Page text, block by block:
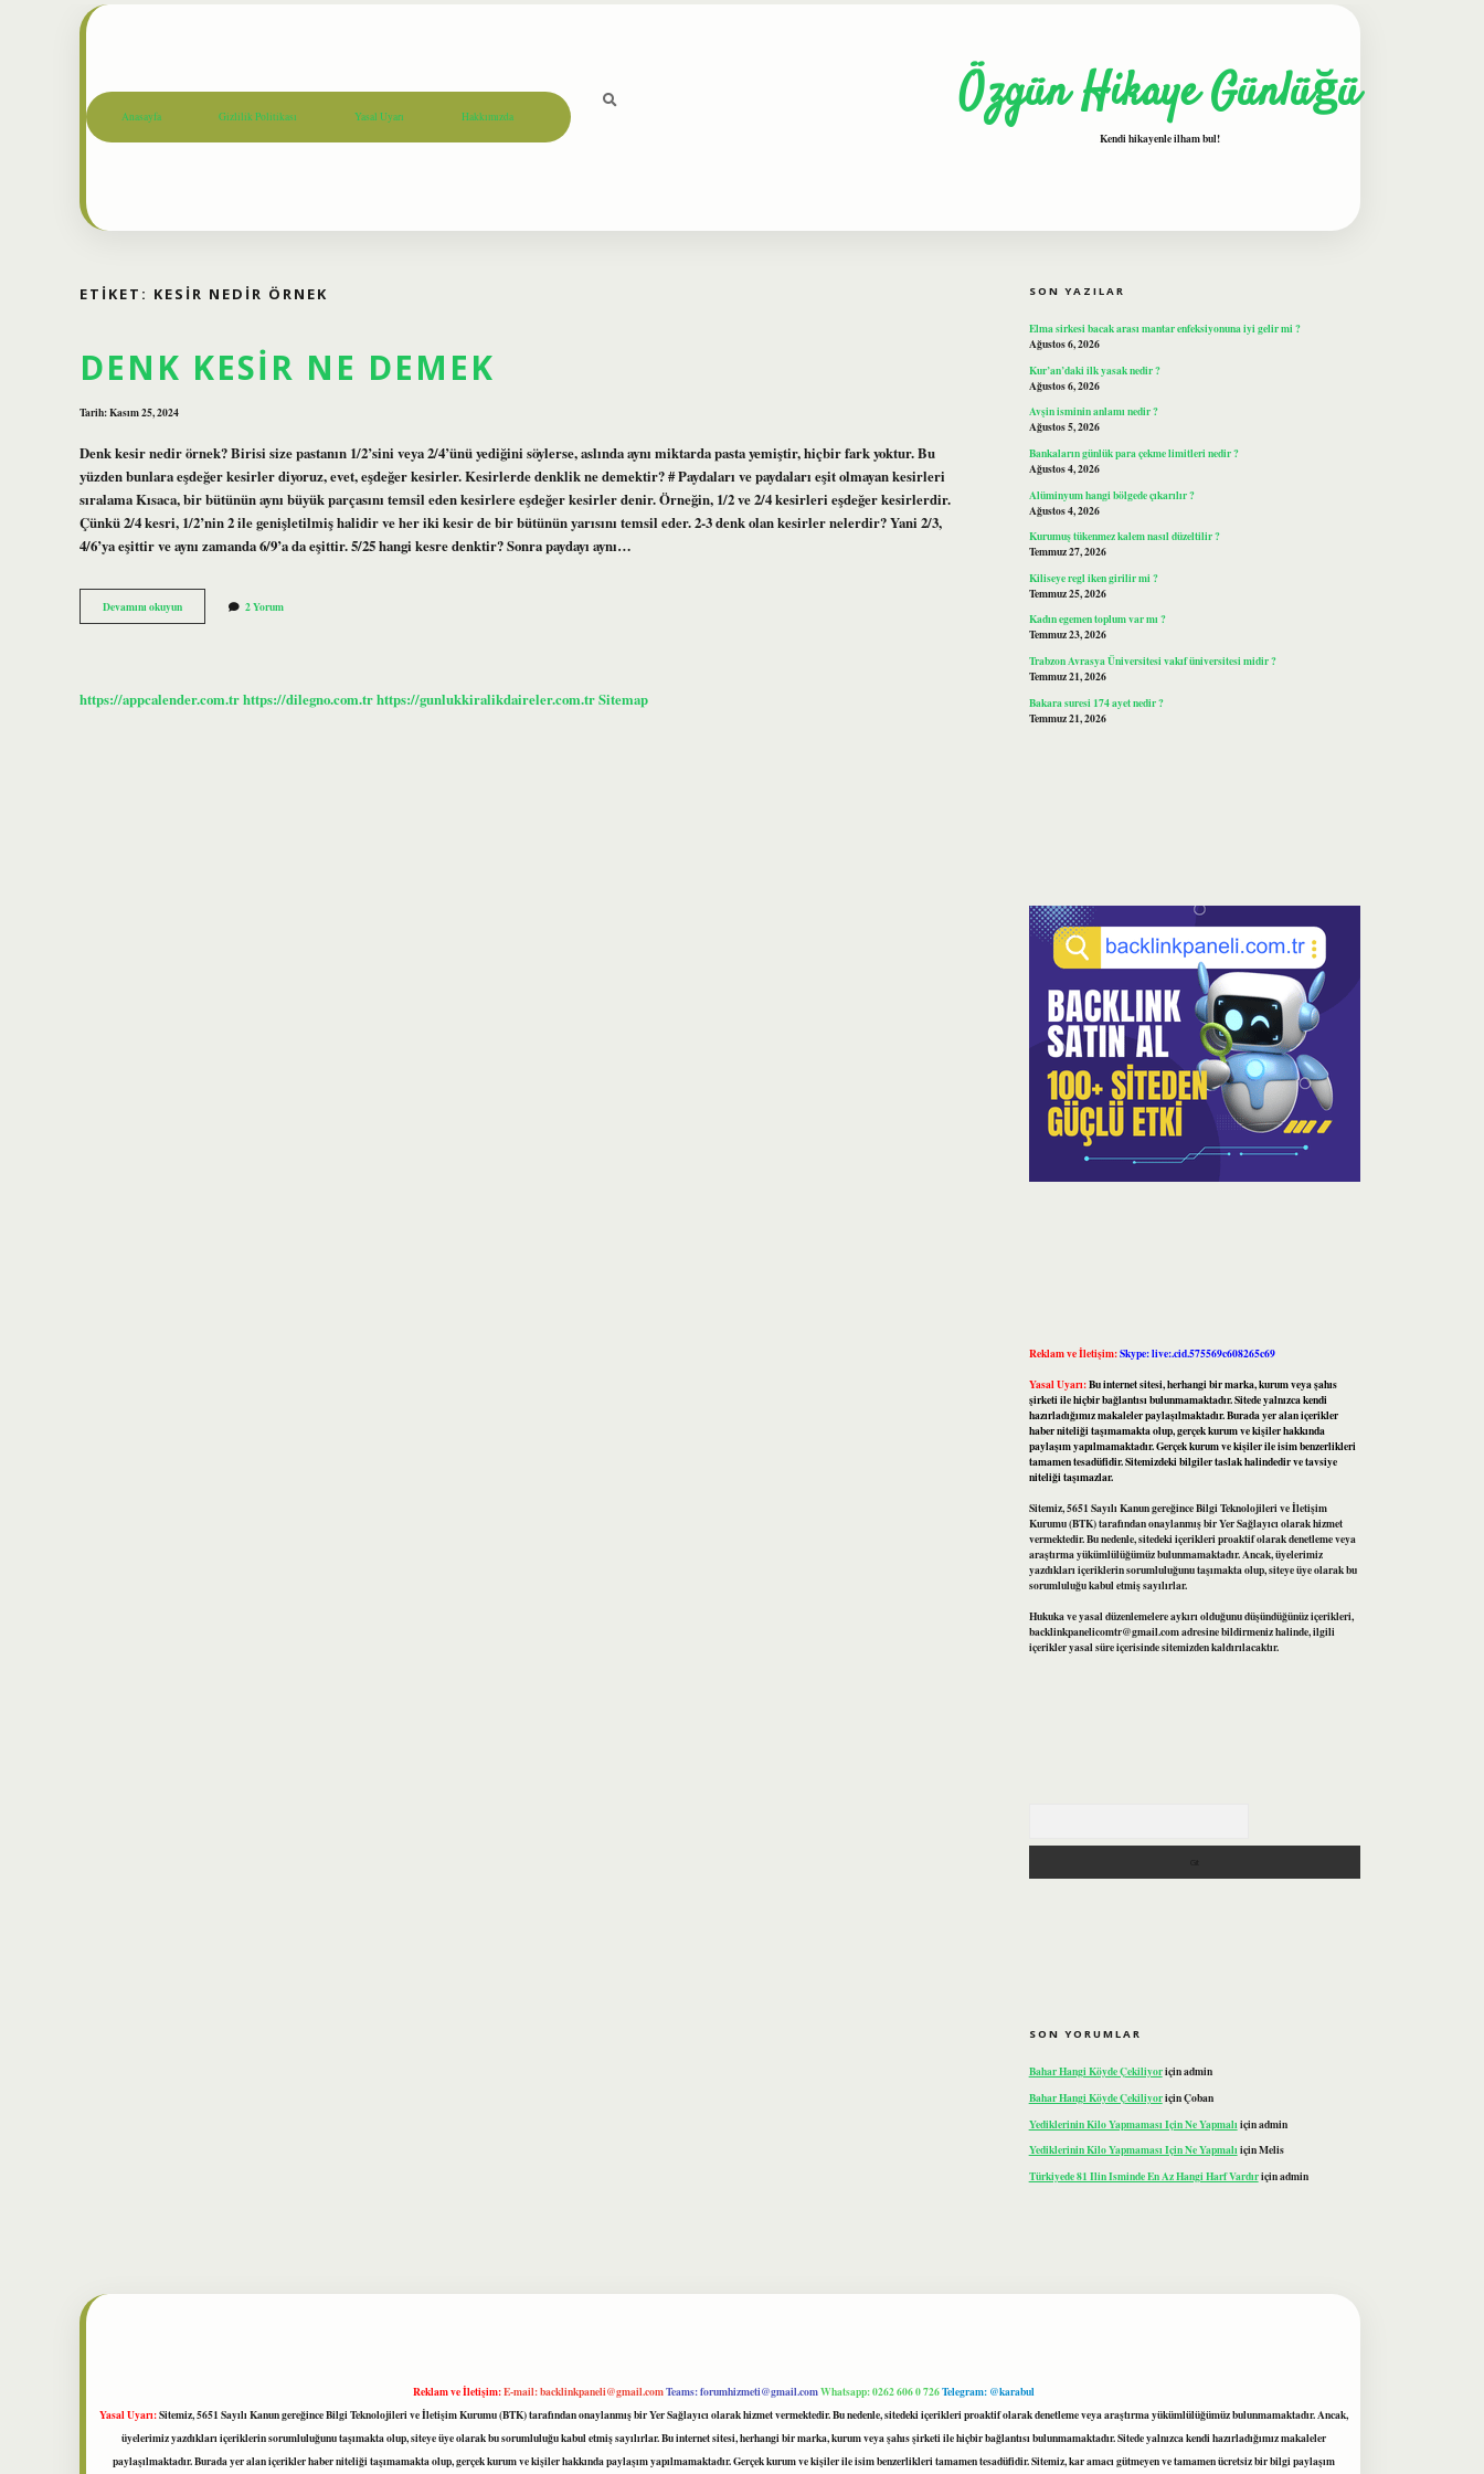
Anasayfa Gizlilik Politikası Yasal Uyarı Hakkımızda Özgün Hikaye Günlüğü
Kendi hikayenle ilham bul!
ETIKET: KESIR NEDIR ÖRNEK
DENK KESIR NE DEMEK
Tarih: Kasım 25, 2024
Denk kesir nedir örnek? Birisi size pastanın 1/2’sini veya 2/4’ünü yediğini söylerse, aslında aynı miktarda pasta yemiştir, hiçbir fark yoktur. Bu
yüzden bunlara eşdeğer kesirler diyoruz, evet, eşdeğer kesirler. Kesirlerde denklik ne demektir? # Paydaları ve paydaları eşit olmayan kesirleri
sıralama Kısaca, bir bütünün aynı büyük parçasını temsil eden kesirlere eşdeğer kesirler denir. Örneğin, 1/2 ve 2/4 kesirleri eşdeğer kesirlerdir.
Çünkü 2/4 kesri, 1/2’nin 2 ile genişletilmiş halidir ve her iki kesir de bir bütünün yarısını temsil eder. 2-3 denk olan kesirler nelerdir? Yani 2/3,
4/6’ya eşittir ve aynı zamanda 6/9’a da eşittir. 5/25 hangi kesre denktir? Sonra paydayı aynı…
Devamını okuyunDenk
Kesir
2 Yorum
https://appcalender.com.trhttps://dilegno.com.trhttps://gunlukkiralikdaireler.com.trSitemap
SON YAZILAR
Elma sirkesi bacak arası mantar enfeksiyonuna iyi gelir mi ?
Ağustos 6, 2026
Kur’an’daki ilk yasak nedir ?
Ağustos 6, 2026
Avşin isminin anlamı nedir ?
Ağustos 5, 2026
Bankaların günlük para çekme limitleri nedir ?
Ağustos 4, 2026
Alüminyum hangi bölgede çıkarılır ?
Ağustos 4, 2026
Kurumuş tükenmez kalem nasıl düzeltilir ?
Temmuz 27, 2026
Kiliseye regl iken girilir mi ?
Temmuz 25, 2026
Kadın egemen toplum var mı ?
Temmuz 23, 2026
Trabzon Avrasya Üniversitesi vakıf üniversitesi midir ?
Temmuz 21, 2026
Bakara suresi 174 ayet nedir ?
Temmuz 21, 2026
Reklam ve İletişim:Skype: live:.cid.575569c608265c69
Yasal Uyarı:Bu internet sitesi, herhangi bir marka, kurum veya şahıs
şirketi ile hiçbir bağlantısı bulunmamaktadır. Sitede yalnızca kendi
hazırladığımız makaleler paylaşılmaktadır. Burada yer alan içerikler
haber niteliği taşımamakta olup, gerçek kurum ve kişiler hakkında
paylaşım yapılmamaktadır. Gerçek kurum ve kişiler ile isim benzerlikleri
tamamen tesadüfidir. Sitemizdeki bilgiler taslak halindedir ve tavsiye
niteliği taşımazlar.
Sitemiz, 5651 Sayılı Kanun gereğince Bilgi Teknolojileri ve İletişim
Kurumu (BTK) tarafından onaylanmış bir Yer Sağlayıcı olarak hizmet
vermektedir. Bu nedenle, sitedeki içerikleri proaktif olarak denetleme veya
araştırma yükümlülüğümüz bulunmamaktadır. Ancak, üyelerimiz
yazdıkları içeriklerin sorumluluğunu taşımakta olup, siteye üye olarak bu
sorumluluğu kabul etmiş sayılırlar.
Hukuka ve yasal düzenlemelere aykırı olduğunu düşündüğünüz içerikleri,
backlinkpanelicomtr@gmail.comadresine bildirmeniz halinde, ilgili
içerikler yasal süre içerisinde sitemizden kaldırılacaktır.
SON YORUMLAR
Bahar Hangi Köyde Çekiliyoriçinadmin
Bahar Hangi Köyde ÇekiliyoriçinÇoban
Yediklerinin Kilo Yapmaması Için Ne Yapmalı içinadmin
Yediklerinin Kilo Yapmaması Için Ne YapmalıiçinMelis
Türkiyede 81 Ilin Isminde En Az Hangi Harf Vardıriçinadmin
Reklam ve İletişim:E-mail:backlinkpaneli@gmail.comTeams:forumhizmeti@gmail.comWhatsapp: 0262 606 0 726Telegram: @karabul
Yasal Uyarı:Sitemiz, 5651 Sayılı Kanun gereğince Bilgi Teknolojileri ve İletişim Kurumu (BTK) tarafından onaylanmış bir Yer Sağlayıcı olarak hizmet vermektedir. Bu nedenle, sitedeki içerikleri proaktif olarak denetleme veya araştırma yükümlülüğümüz bulunmamaktadır. Ancak,
üyelerimiz yazdıkları içeriklerin sorumluluğunu taşımakta olup, siteye üye olarak bu sorumluluğu kabul etmiş sayılırlar. Bu internet sitesi, herhangi bir marka, kurum veya şahıs şirketi ile hiçbir bağlantısı bulunmamaktadır. Sitede yalnızca kendi hazırladığımız makaleler
paylaşılmaktadır. Burada yer alan içerikler haber niteliği taşımamakta olup, gerçek kurum ve kişiler hakkında paylaşım yapılmamaktadır. Gerçek kurum ve kişiler ile isim benzerlikleri tamamen tesadüfidir. Sitemiz, kar amacı gütmeyen ve tamamen ücretsiz bir bilgi paylaşım